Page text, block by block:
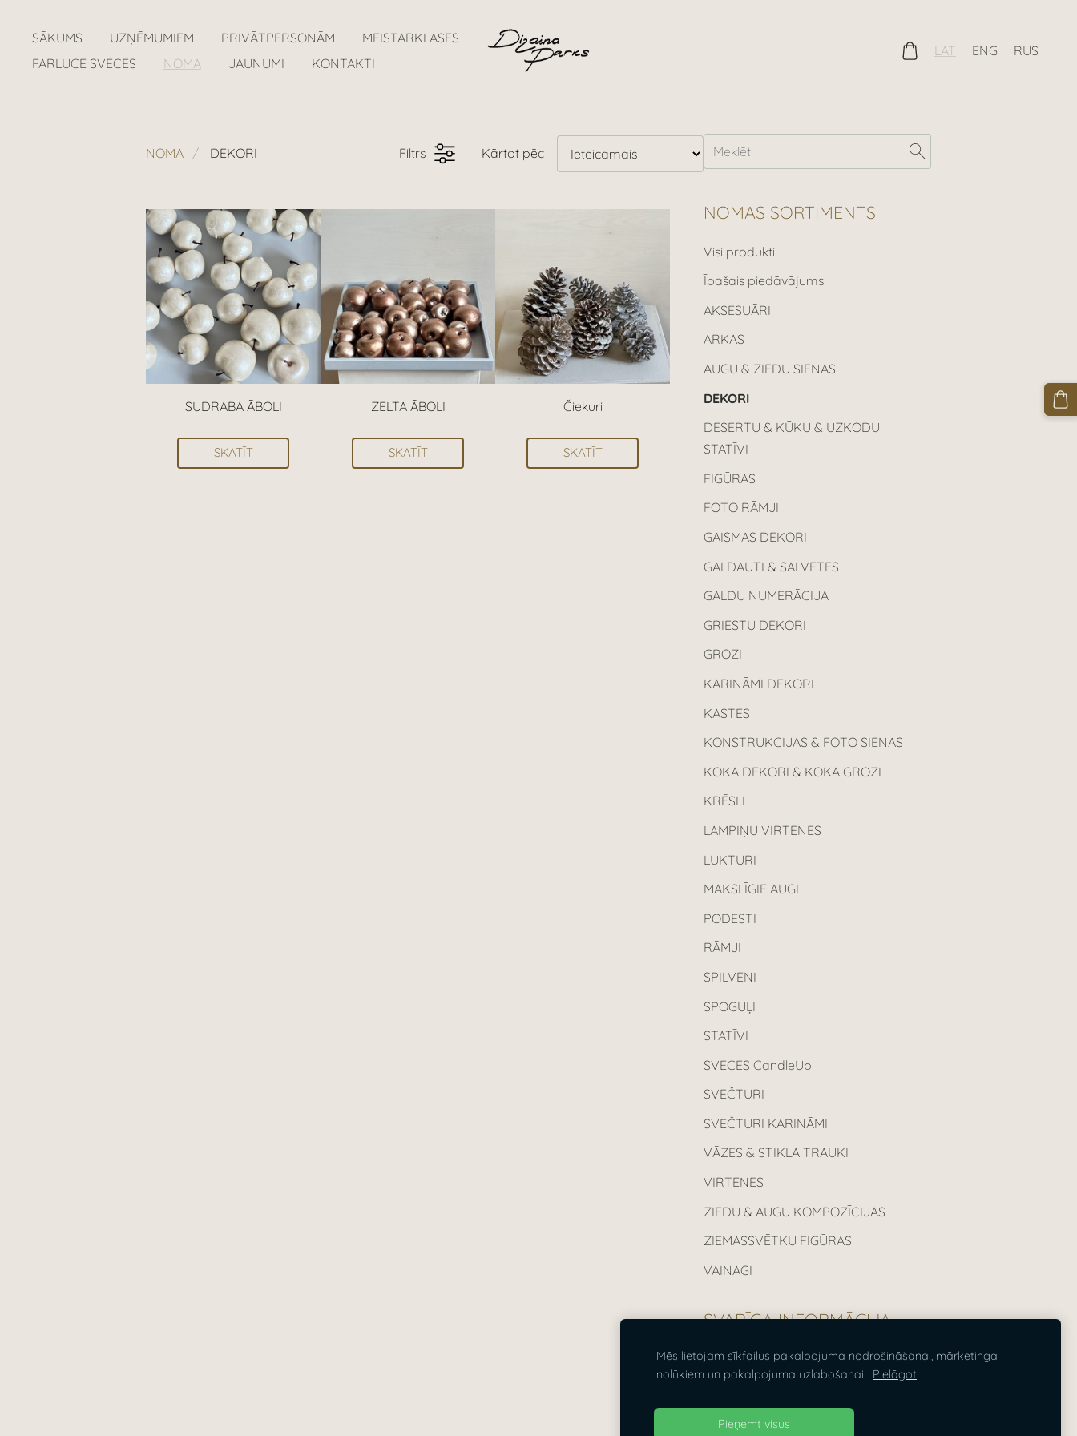
SĀKUMS UZŅĒMUMIEM PRIVĀTPERSONĀM
MEISTARKLASES
FARLUCE SVECES
NOMA JAUNUMI KONTAKTI
LAT ENG RUS
NOMAS SORTIMENTS
Visi produkti
Īpašais piedāvājums
AKSESUĀRI
ARKAS
AUGU & ZIEDU SIENAS
DEKORI
DESERTU & KŪKU & UZKODU
STATĪVI
FIGŪRAS
FOTO RĀMJI
GAISMAS DEKORI
GALDAUTI & SALVETES
GALDU NUMERĀCIJA
GRIESTU DEKORI
GROZI
KARINĀMI DEKORI
KASTES
KONSTRUKCIJAS & FOTO SIENAS
KOKA DEKORI & KOKA GROZI
KRĒSLI
LAMPIŅU VIRTENES
LUKTURI
MAKSLĪGIE AUGI
PODESTI
RĀMJI
SPILVENI
SPOGUĻI
STATĪVI
SVECES CandleUp
SVEČTURI
SVEČTURI KARINĀMI
VĀZES & STIKLA TRAUKI
VIRTENES
ZIEDU & AUGU KOMPOZĪCIJAS
ZIEMASSVĒTKU FIGŪRAS
VAINAGI
SVARĪGA INFORMĀCIJA
Visas cenas norādītas ieskaitot PVN
21%.
NOMA DEKORI Filtrs Kārtot pēc
SUDRABA ĀBOLI
SKATĪT
ZELTA ĀBOLI
SKATĪT
Čiekuri
SKATĪT
Mēs lietojam sīkfailus pakalpojuma nodrošināšanai, mārketinga
nolūkiem un pakalpojuma uzlabošanai. Pielāgot
Pieņemt visus